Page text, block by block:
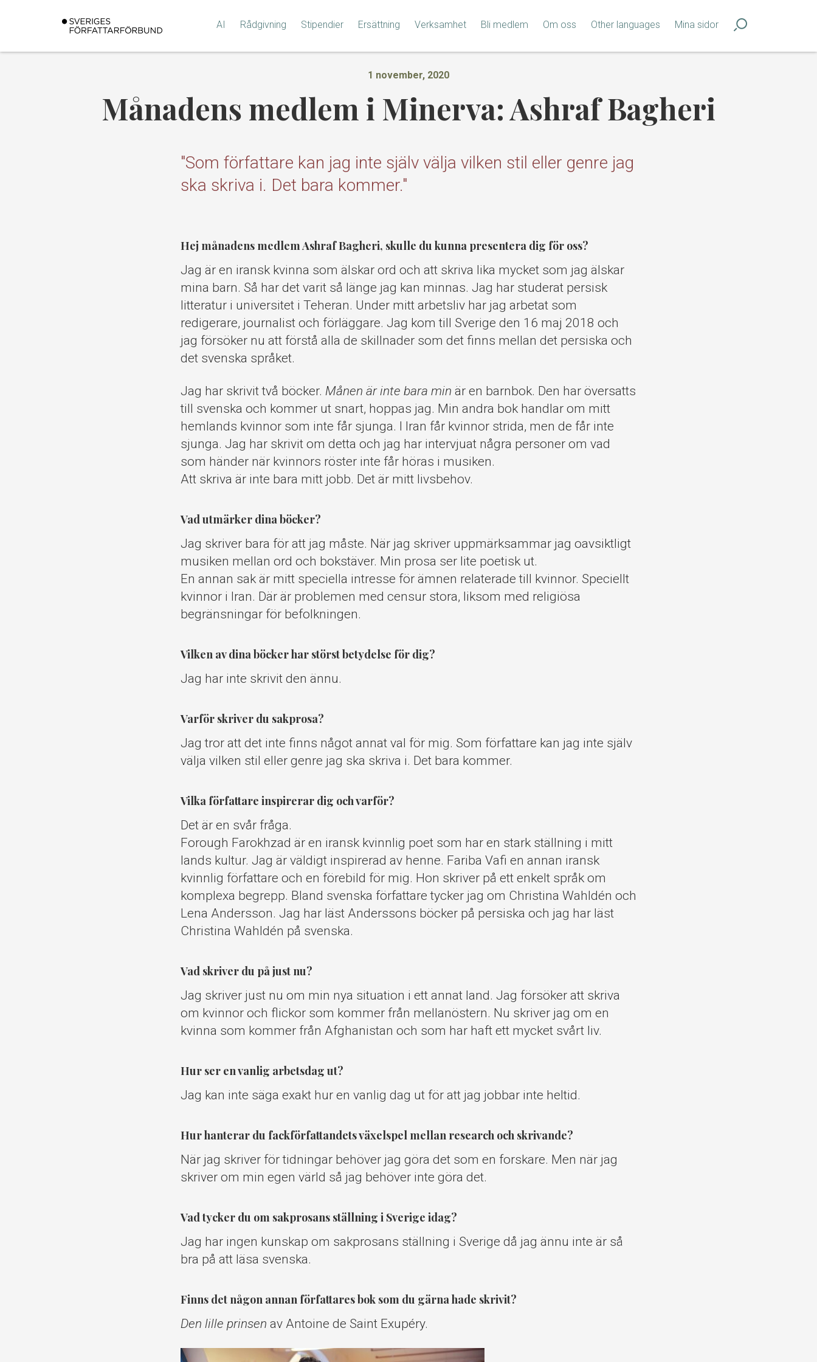
AI Rådgivning Stipendier Ersättning Verksamhet Bli medlem Om oss Other languages Mina sidor
1 november, 2020
Månadens medlem i Minerva: Ashraf Bagheri
"Som författare kan jag inte själv välja vilken stil eller genre jag
ska skriva i. Det bara kommer."
Hej månadens medlem Ashraf Bagheri, skulle du kunna presentera dig för oss?
Jag är en iransk kvinna som älskar ord och att skriva lika mycket som jag älskar
mina barn. Så har det varit så länge jag kan minnas. Jag har studerat persisk
litteratur i universitet i Teheran. Under mitt arbetsliv har jag arbetat som
redigerare, journalist och förläggare. Jag kom till Sverige den 16 maj 2018 och
jag försöker nu att förstå alla de skillnader som det finns mellan det persiska och
det svenska språket.
Jag har skrivit två böcker. Månen är inte bara min är en barnbok. Den har översatts
till svenska och kommer ut snart, hoppas jag. Min andra bok handlar om mitt
hemlands kvinnor som inte får sjunga. I Iran får kvinnor strida, men de får inte
sjunga. Jag har skrivit om detta och jag har intervjuat några personer om vad
som händer när kvinnors röster inte får höras i musiken.
Att skriva är inte bara mitt jobb. Det är mitt livsbehov.
Vad utmärker dina böcker?
Jag skriver bara för att jag måste. När jag skriver uppmärksammar jag oavsiktligt
musiken mellan ord och bokstäver. Min prosa ser lite poetisk ut.
En annan sak är mitt speciella intresse för ämnen relaterade till kvinnor. Speciellt
kvinnor i Iran. Där är problemen med censur stora, liksom med religiösa
begränsningar för befolkningen.
Vilken av dina böcker har störst betydelse för dig?
Jag har inte skrivit den ännu.
Varför skriver du sakprosa?
Jag tror att det inte finns något annat val för mig. Som författare kan jag inte själv
välja vilken stil eller genre jag ska skriva i. Det bara kommer.
Vilka författare inspirerar dig och varför?
Det är en svår fråga.
Forough Farokhzad är en iransk kvinnlig poet som har en stark ställning i mitt
lands kultur. Jag är väldigt inspirerad av henne. Fariba Vafi en annan iransk
kvinnlig författare och en förebild för mig. Hon skriver på ett enkelt språk om
komplexa begrepp. Bland svenska författare tycker jag om Christina Wahldén och
Lena Andersson. Jag har läst Anderssons böcker på persiska och jag har läst
Christina Wahldén på svenska.
Vad skriver du på just nu?
Jag skriver just nu om min nya situation i ett annat land. Jag försöker att skriva
om kvinnor och flickor som kommer från mellanöstern. Nu skriver jag om en
kvinna som kommer från Afghanistan och som har haft ett mycket svårt liv.
Hur ser en vanlig arbetsdag ut?
Jag kan inte säga exakt hur en vanlig dag ut för att jag jobbar inte heltid.
Hur hanterar du fackförfattandets växelspel mellan research och skrivande?
När jag skriver för tidningar behöver jag göra det som en forskare. Men när jag
skriver om min egen värld så jag behöver inte göra det.
Vad tycker du om sakprosans ställning i Sverige idag?
Jag har ingen kunskap om sakprosans ställning i Sverige då jag ännu inte är så
bra på att läsa svenska.
Finns det någon annan författares bok som du gärna hade skrivit?
Den lille prinsen av Antoine de Saint Exupéry.